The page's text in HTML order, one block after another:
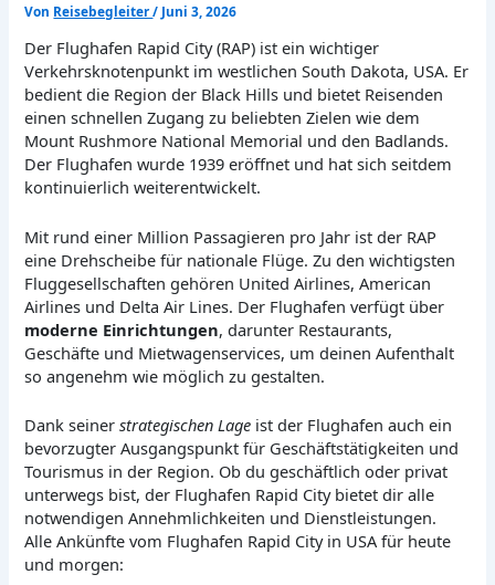
Von Reisebegleiter/ Juni 3, 2026
Der Flughafen Rapid City (RAP) ist ein wichtiger
Verkehrsknotenpunkt im westlichen South Dakota, USA. Er
bedient die Region der Black Hills und bietet Reisenden
einen schnellen Zugang zu beliebten Zielen wie dem
Mount Rushmore National Memorial und den Badlands.
Der Flughafen wurde 1939 eröffnet und hat sich seitdem
kontinuierlich weiterentwickelt.
Mit rund einer Million Passagieren pro Jahr ist der RAP
eine Drehscheibe für nationale Flüge. Zu den wichtigsten
Fluggesellschaften gehören United Airlines, American
Airlines und Delta Air Lines. Der Flughafen verfügt über
moderne Einrichtungen, darunter Restaurants,
Geschäfte und Mietwagenservices, um deinen Aufenthalt
so angenehm wie möglich zu gestalten.
Dank seinerstrategischen Lage ist der Flughafen auch ein
bevorzugter Ausgangspunkt für Geschäftstätigkeiten und
Tourismus in der Region. Ob du geschäftlich oder privat
unterwegs bist, der Flughafen Rapid City bietet dir alle
notwendigen Annehmlichkeiten und Dienstleistungen.
Alle Ankünfte vom Flughafen Rapid City in USA für heute
und morgen: